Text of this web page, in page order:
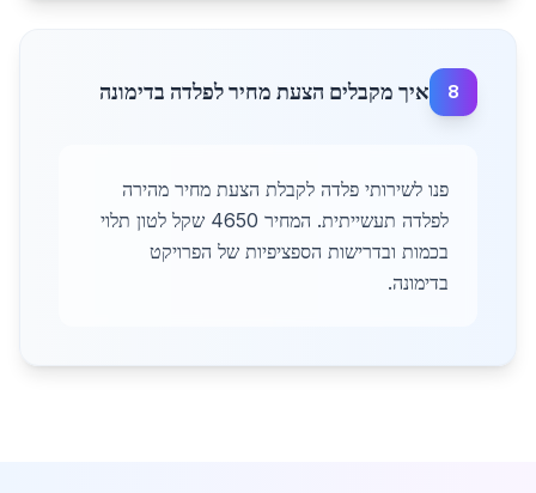
8 איך מקבלים הצעת מחיר לפלדה בדימונה
פנו לשירותי פלדה לקבלת הצעת מחיר מהירה
לפלדה תעשייתית. המחיר 4650 שקל לטון תלוי
בכמות ובדרישות הספציפיות של הפרויקט
בדימונה.